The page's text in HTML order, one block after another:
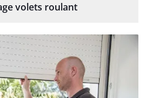
volets roulant